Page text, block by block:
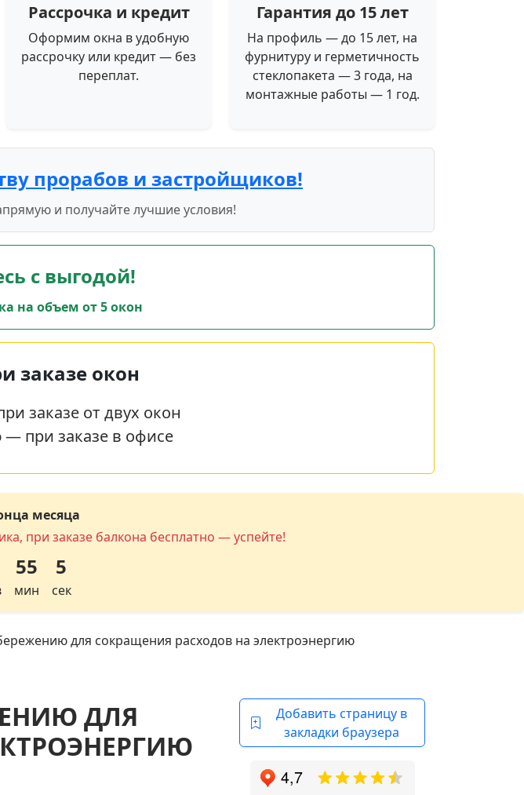
Рассрочка и кредит
Оформим окна в удобную
рассрочку или кредит — без
переплат.
Гарантия до 15 лет
На профиль — до 15 лет, на
фурнитуру и герметичность
стеклопакета — 3 года, на
монтажные работы — 1 год.
прорабов и застройщиков!
и получайте лучшие условия!
с выгодой!
на объем от 5 окон
заказе окон
заказе от двух окон
— при заказе в офисе
месяца
при заказе балкона бесплатно — успейте!
55
мин
4
сек
для сокращения расходов на электроэнергию
ДЛЯ
Добавить страницу в
закладки браузера